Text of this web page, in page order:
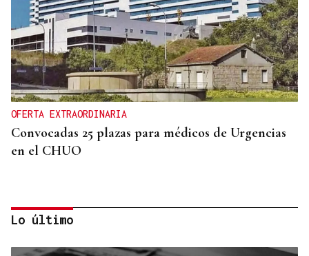
OFERTA EXTRAORDINARIA
Convocadas 25 plazas para médicos de Urgencias
en el CHUO
Lo último